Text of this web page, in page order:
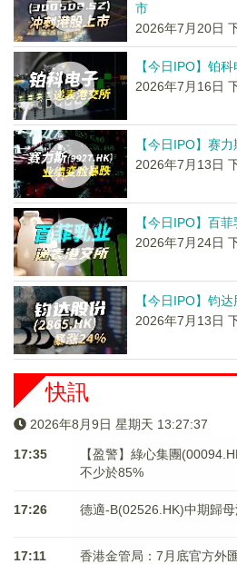
市
2026年7月20日
【今日IPO】铂
2026年7月16日
【今日IPO】赛
2026年7月13日
【今日IPO】百
2026年7月24日
【今日IPO】钧
2026年7月13日
快訊
2026年8月9日 星期天 13:27:37
17:35
【盈警】綠心集團
不少於85%
17:26 德適-B(02526.HK)中期歸
17:11 香港金管局：7月底官方外